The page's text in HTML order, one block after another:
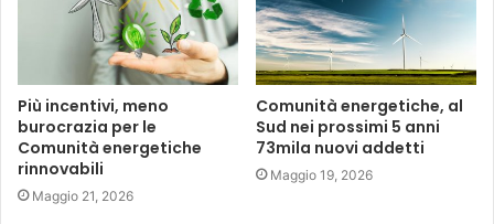
Più incentivi, meno
burocrazia per le
Comunità energetiche
rinnovabili
Maggio 21, 2026
Comunità energetiche, al
Sud nei prossimi 5 anni
73mila nuovi addetti
Maggio 19, 2026